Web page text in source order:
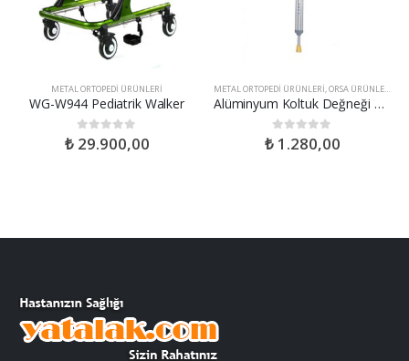
SAĞLIK ÜRÜNLERI,YATALAK HASTA ÜRÜNLERI
METAL ORTOPEDI ÜRÜNLERI
WG-W944 Pediatrik Walker
0out of 5
₺29.900,00
METAL ORTOPEDI ÜRÜNLERI,ORSA ÜRÜNLERI
Alüminyum Koltuk Değneği Klipsli (1 Çift)
out of 5
₺1.280,00